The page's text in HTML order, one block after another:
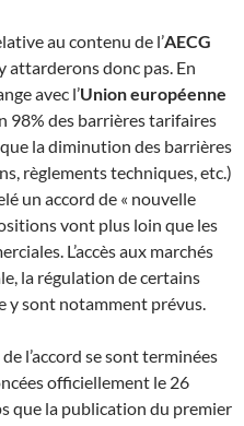
au contenu de l’AECG
attarderons donc pas. En
avec l’Union européenne
98% des barrières tarifaires
la diminution des barrières
règlements techniques, etc.)
un accord de « nouvelle
vont plus loin que les
L’accès aux marchés
la régulation de certains
sont notamment prévus.
l’accord se sont terminées
officiellement le 26
que la publication du premier